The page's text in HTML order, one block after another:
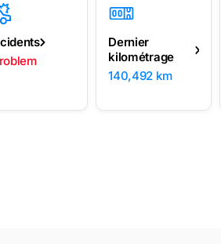
Dernier
kilométrage
140,492 km